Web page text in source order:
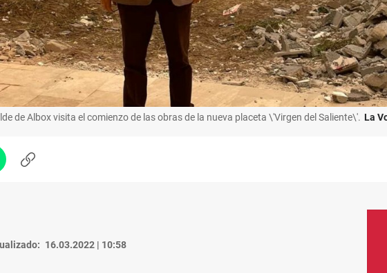
de Albox visita el comienzo de las obras de la nueva placeta \'Virgen del Saliente\'. La
Copiar
16.03.2022 | 10:58